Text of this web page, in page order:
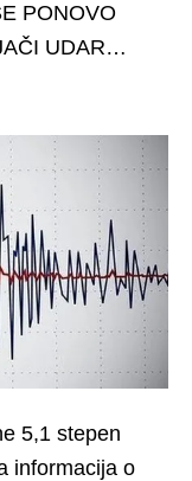
PONOVO
UDAR…
5,1 stepen
informacija o